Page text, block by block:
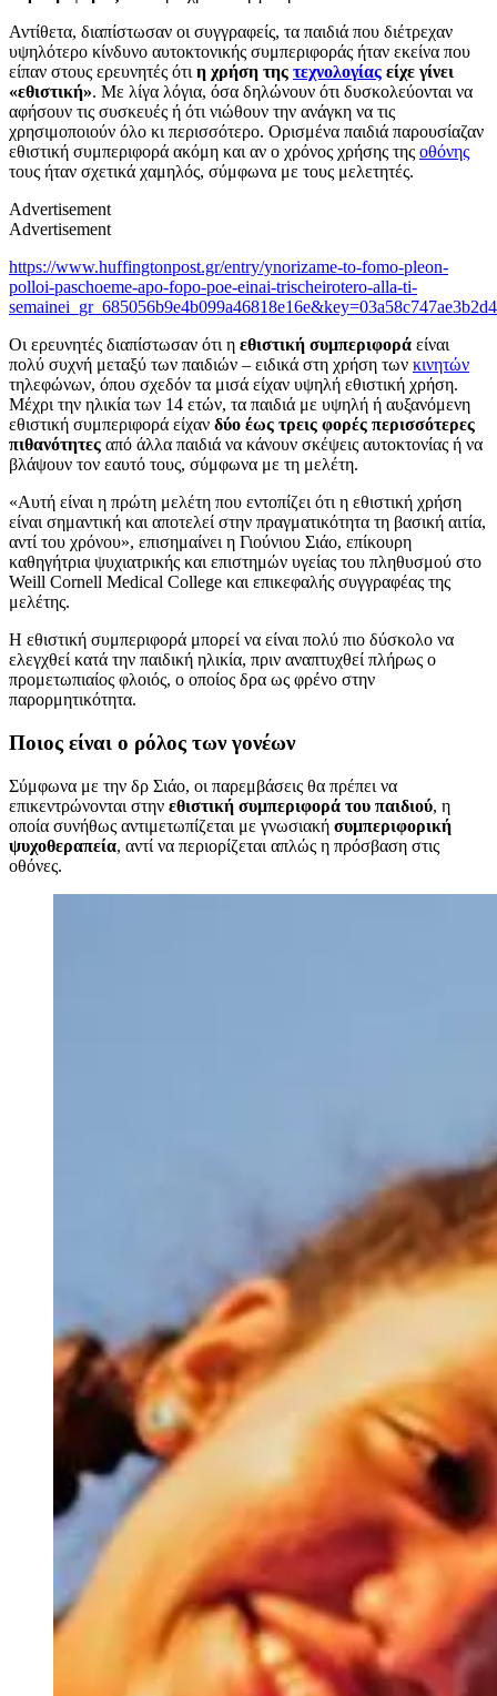
Αντίθετα, διαπίστωσαν οι συγγραφείς, τα παιδιά που διέτρεχαν
υψηλότερο κίνδυνο αυτοκτονικής συμπεριφοράς ήταν εκείνα που
είπαν στους ερευνητές ότι η χρήση της τεχνολογίας είχε γίνει
«εθιστική». Με λίγα λόγια, όσα δηλώνουν ότι δυσκολεύονται να
αφήσουν τις συσκευές ή ότι νιώθουν την ανάγκη να τις
χρησιμοποιούν όλο κι περισσότερο. Ορισμένα παιδιά παρουσίαζαν
εθιστική συμπεριφορά ακόμη και αν ο χρόνος χρήσης της οθόνης
τους ήταν σχετικά χαμηλός, σύμφωνα με τους μελετητές.
Advertisement
Advertisement
https://www.huffingtonpost.gr/entry/ynorizame-to-fomo-pleon-
polloi-paschoeme-apo-fopo-poe-einai-trischeirotero-alla-ti-
Οι ερευνητές διαπίστωσαν ότι η εθιστική συμπεριφορά είναι
πολύ συχνή μεταξύ των παιδιών – ειδικά στη χρήση των κινητών
τηλεφώνων, όπου σχεδόν τα μισά είχαν υψηλή εθιστική χρήση.
Μέχρι την ηλικία των 14 ετών, τα παιδιά με υψηλή ή αυξανόμενη
εθιστική συμπεριφορά είχαν δύο έως τρεις φορές περισσότερες
πιθανότητες από άλλα παιδιά να κάνουν σκέψεις αυτοκτονίας ή να
βλάψουν τον εαυτό τους, σύμφωνα με τη μελέτη.
«Αυτή είναι η πρώτη μελέτη που εντοπίζει ότι η εθιστική χρήση
είναι σημαντική και αποτελεί στην πραγματικότητα τη βασική αιτία,
αντί του χρόνου», επισημαίνει η Γιούνιου Σιάο, επίκουρη
καθηγήτρια ψυχιατρικής και επιστημών υγείας του πληθυσμού στο
Weill Cornell Medical College και επικεφαλής συγγραφέας της
μελέτης.
Η εθιστική συμπεριφορά μπορεί να είναι πολύ πιο δύσκολο να
ελεγχθεί κατά την παιδική ηλικία, πριν αναπτυχθεί πλήρως ο
προμετωπιαίος φλοιός, ο οποίος δρα ως φρένο στην
παρορμητικότητα.
Ποιος είναι ο ρόλος των γονέων
Σύμφωνα με την δρ Σιάο, οι παρεμβάσεις θα πρέπει να
επικεντρώνονται στην εθιστική συμπεριφορά του παιδιού, η
οποία συνήθως αντιμετωπίζεται με γνωσιακή συμπεριφορική
ψυχοθεραπεία, αντί να περιορίζεται απλώς η πρόσβαση στις
οθόνες.